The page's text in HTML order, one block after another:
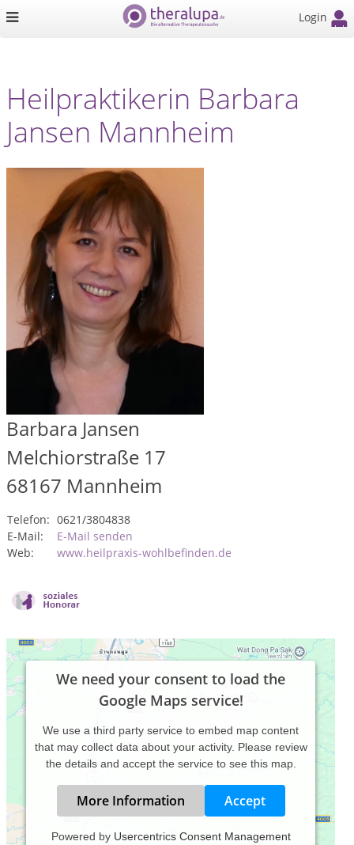
Login
Heilpraktikerin Barbara
Jansen Mannheim
Barbara Jansen
Melchiorstraße 17
68167 Mannheim
Telefon: 0621/3804838
E-Mail:
E-Mail senden
Web:
www.heilpraxis-wohlbefinden.de
We need your consent to load the
Google Maps service!
We use a third party service to embed map content
that may collect data about your activity. Please review
the details and accept the service to see this map.
More Information Accept
Powered by Usercentrics Consent Management